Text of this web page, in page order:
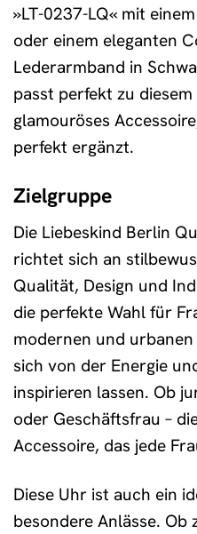
»LT-0237-LQ« mit
oder einem eleganten
Lederarmband in
passt perfekt zu
glamouröses
perfekt ergänzt.
Zielgruppe
Die Liebeskind Berlin
richtet sich an
Qualität, Design und
die perfekte Wahl für
modernen und
sich von der Energie
inspirieren lassen. Ob
oder Geschäftsfrau –
Accessoire, das jede
Diese Uhr ist auch ein
besondere Anlässe. Ob